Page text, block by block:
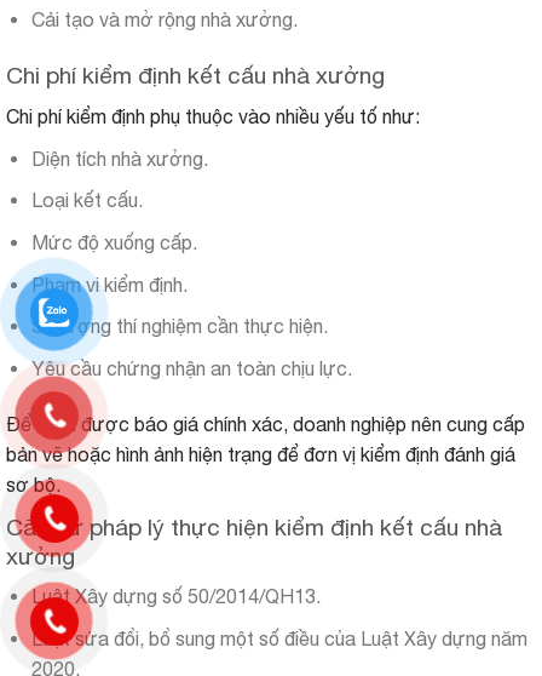
Cải tạo và mở rộng nhà xưởng.
Chi phí kiểm định kết cấu nhà xưởng
Chi phí kiểm định phụ thuộc vào nhiều yếu tố như:
Diện tích nhà xưởng.
Loại kết cấu.
Mức độ xuống cấp.
Phạm vi kiểm định.
Số lượng thí nghiệm cần thực hiện.
Yêu cầu chứng nhận an toàn chịu lực.
Để nhận được báo giá chính xác, doanh nghiệp nên cung cấp
bản vẽ hoặc hình ảnh hiện trạng để đơn vị kiểm định đánh giá
sơ bộ.
Căn cứ pháp lý thực hiện kiểm định kết cấu nhà
xưởng
Luật Xây dựng số 50/2014/QH13.
Luật sửa đổi, bổ sung một số điều của Luật Xây dựng năm
2020.